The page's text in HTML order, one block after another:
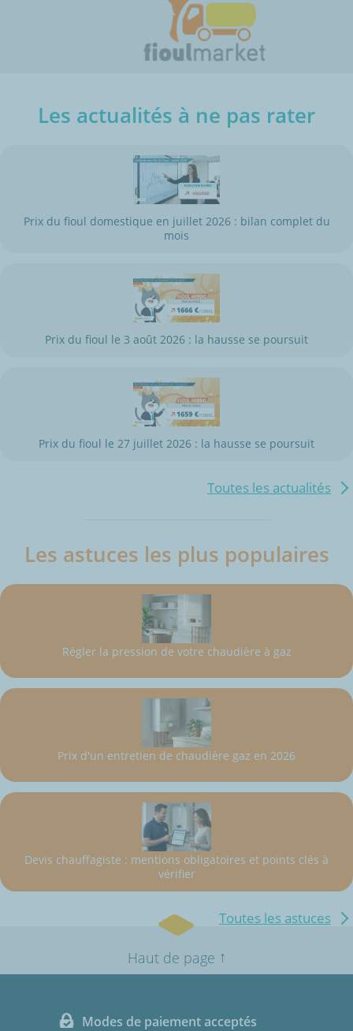
Les actualités à ne pas rater
Prix du fioul domestique en juillet 2026 : bilan complet du
mois
Prix du fioul le 3 août 2026 : la hausse se poursuit
Prix du fioul le 27 juillet 2026 : la hausse se poursuit
Toutes les actualités
Les astuces les plus populaires
Régler la pression de votre chaudière à gaz
Prix d'un entretien de chaudière gaz en 2026
Devis chauffagiste : mentions obligatoires et points clés à
vérifier
Toutes les astuces
Haut de page ↑
Modes de paiement acceptés